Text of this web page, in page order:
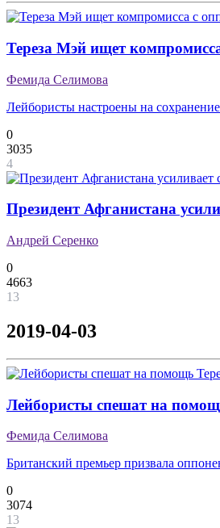
Тереза Мэй ищет
Фемида Селимова
Лейбористы настроены на
0
3035
4
Президент Афганистана
Андрей Серенко
0
4663
13
2019-04-03
Лейбористы спешат на
Фемида Селимова
Британский премьер призвала
0
3074
13